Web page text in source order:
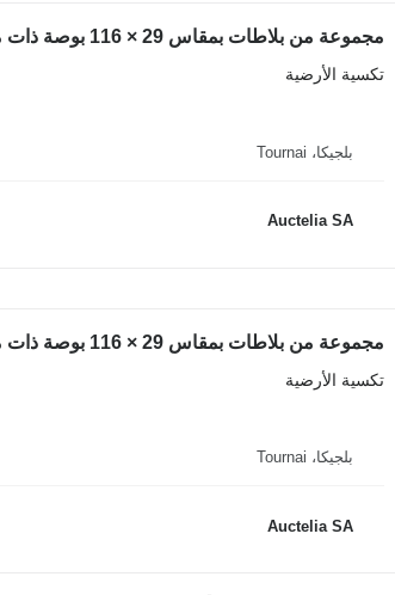
مجموعة من بلاطات بمقاس 29 × 116 بوصة ذات مظهر رخامي ساتان مصقول
تكسية الأرضية
بلجيكا، Tournai
Auctelia SA
مجموعة من بلاطات بمقاس 29 × 116 بوصة ذات مظهر رخامي ساتان مصقول
تكسية الأرضية
بلجيكا، Tournai
Auctelia SA